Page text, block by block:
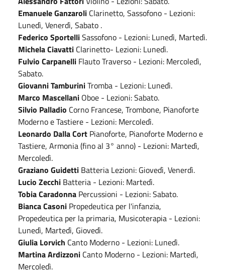
Emanuele Ganzaroli Clarinetto, Sassofono - Lezioni:
Lunedì, Venerdì, Sabato .
Federico SportelliSassofono - Lezioni: Lunedì, Martedì.
Michela Ciavatti Clarinetto- Lezioni: Lunedì.
Fulvio Carpanelli Flauto Traverso - Lezioni: Mercoledì,
Sabato.
Giovanni TamburiniTromba - Lezioni: Lunedì.
Marco Mascellani Oboe - Lezioni: Sabato.
Silvio Palladio Corno Francese, Trombone, Pianoforte
Moderno e Tastiere - Lezioni: Mercoledì.
Leonardo Dalla Cort Pianoforte, Pianoforte Moderno e
Tastiere, Armonia (fino al 3° anno) - Lezioni: Martedì,
Mercoledì.
Graziano Guidetti Batteria Lezioni: Giovedì, Venerdì.
Lucio Zecchi Batteria - Lezioni: Martedì.
Tobia Caradonna Percussioni - Lezioni: Sabato.
Bianca Casoni Propedeutica per l'infanzia,
Propedeutica per la primaria, Musicoterapia - Lezioni:
Lunedì, Martedì, Giovedì.
Giulia Lorvich Canto Moderno - Lezioni: Lunedì.
Martina Ardizzoni Canto Moderno - Lezioni: Martedì,
Mercoledì.